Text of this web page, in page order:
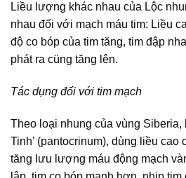
Liều lượng khác nhau của Lộc
nhau đối với mạch máu tim: Liều
độ co bóp của tim tăng, tim đập
phát ra cüng tăng lên.
Tác dụng đối với tim mạch
Theo loại nhung của vùng Siberia,
Tinh’ (pantocrinum), dùng liều cao
tăng lưu lượng máu động mạch